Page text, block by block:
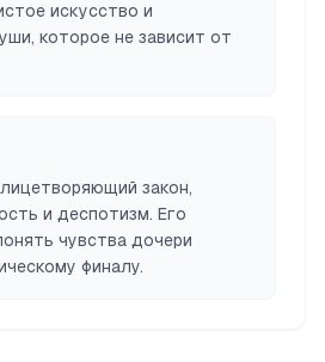
искусство и
которое не зависит от
закон,
и деспотизм. Его
чувства дочери
финалу.